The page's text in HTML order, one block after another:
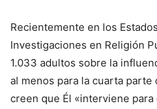
Recientemente en los
Investigaciones en Religión
1.033 adultos sobre la
al menos para la cuarta
creen que Él «interviene